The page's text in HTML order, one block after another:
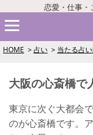
恋愛・仕事・
HOME 占い 当たる占
大阪の心斎橋で
東京に次ぐ大都会
のが心斎橋です。